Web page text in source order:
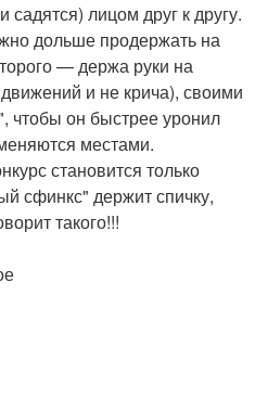
садятся) лицом друг к другу.
дольше продержать на
— держа руки на
и не крича), своими
чтобы он быстрее уронил
местами.
становится только
сфинкс" держит спичку,
такого!!!